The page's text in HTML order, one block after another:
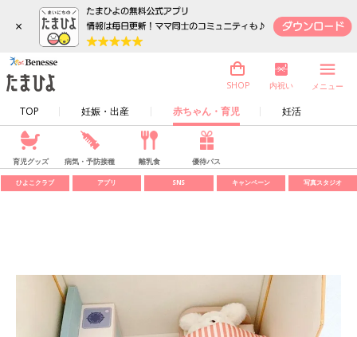
×
TOP 妊娠・出産 赤ちゃん・育児 妊活
SHOP 内祝い メニュー
育児グッズ 病気・予防接種 離乳食 優待パス
ひよこクラブ アプリ SNS キャンペーン 写真スタジオ